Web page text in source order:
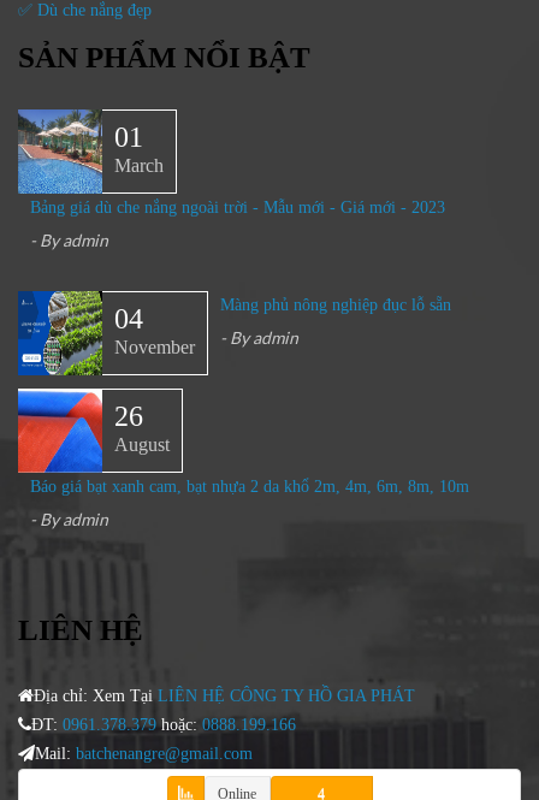
✅ Dù che nắng đẹp
SẢN PHẨM NỔI BẬT
01
March
Bảng giá dù che nắng ngoài trời - Mẫu mới - Giá mới - 2023
- Byadmin
04
November
Màng phủ nông nghiệp đục lỗ sẵn
- Byadmin
26
August
Báo giá bạt xanh cam, bạt nhựa 2 da khổ 2m, 4m, 6m, 8m, 10m
- Byadmin
LIÊN HỆ
Địa chỉ: Xem Tại LIÊN HỆ CÔNG TY HỒ GIA PHÁT
ĐT: 0961.378.379hoặc: 0888.199.166
Mail: batchenangre@gmail.com
Online 4